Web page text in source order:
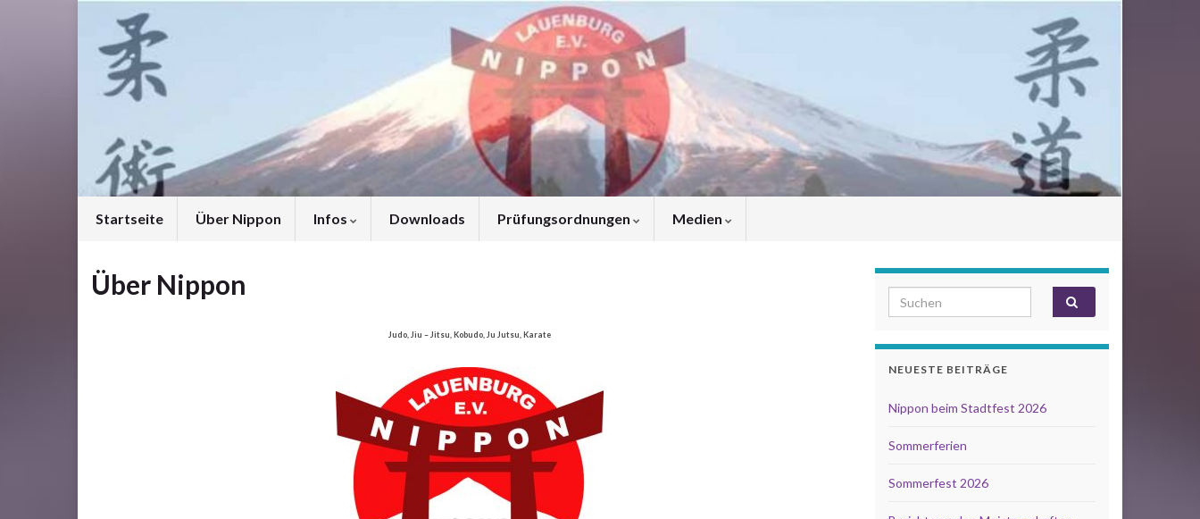
Startseite Über Nippon Infos Downloads Prüfungsordnungen Medien
Über Nippon
Judo, Jiu – Jitsu, Kobudo, Ju Jutsu, Karate
Search for:
NEUESTE BEITRÄGE
Nippon beim Stadtfest 2026
Sommerferien
Sommerfest 2026